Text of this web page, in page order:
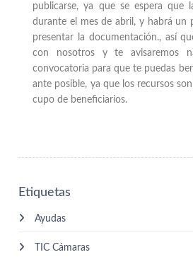
publicarse, ya que se espera que
durante el mes de abril, y habrá un
presentar la documentación., así
con nosotros y te avisaremos
convocatoria para que te puedas
ante posible, ya que los recursos
cupo de beneficiarios.
Etiquetas
Ayudas
TIC Cámaras